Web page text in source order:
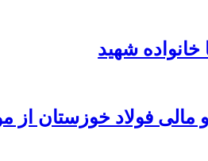
شهید
مالی فولاد خوزستان